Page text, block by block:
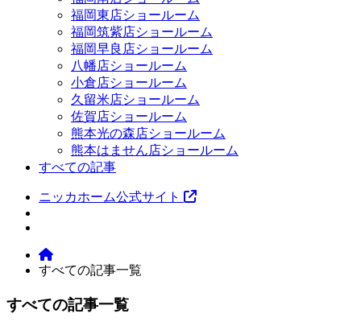
福岡東店ショールーム
福岡筑紫店ショールーム
福岡早良店ショールーム
八幡店ショールーム
小倉店ショールーム
久留米店ショールーム
佐賀店ショールーム
熊本光の森店ショールーム
熊本はません店ショールーム
すべての記事
ニッカホーム公式サイト
すべての記事一覧
すべての記事一覧